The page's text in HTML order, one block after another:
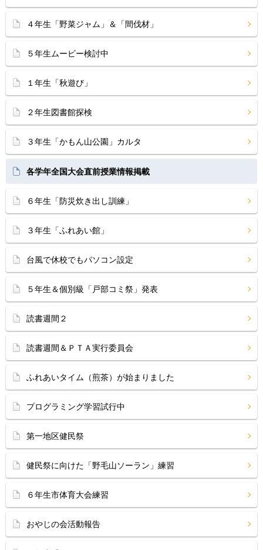
４年生「野菜ジャム」＆「間伐材」
５年生ムービー検討中
１年生「秋遊び」
２年生図書館探検
３年生「かもん山公園」カルタ
各学年全国大会直前授業情報掲載
６年生「防災炊き出し訓練」
３年生「ふれあい館」
台風で休校でもパソコン設定
５年生＆個別級「戸部コミ祭」発表
読書週間２
読書週間＆ＰＴＡ実行委員会
ふれあいタイム（煎茶）が始まりました
プログラミング学習試行中
第一地区健民祭
健民祭に向けた「野毛山ソーラン」練習
６年生市体育大会練習
おやじの会活動報告